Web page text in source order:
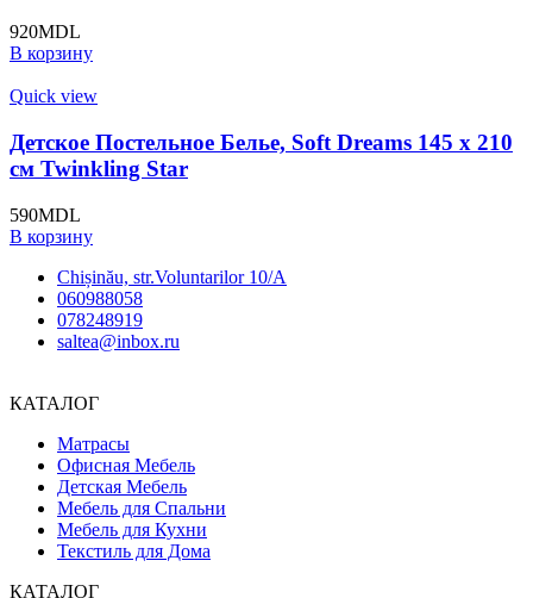
920MDL
В корзину
Quick view
Детское Постельное Белье, Soft Dreams 145 x 210
cм Twinkling Star
590MDL
В корзину
Chișinău, str.Voluntarilor 10/A
060988058
078248919
saltea@inbox.ru
КАТАЛОГ
Матрасы
Офисная Мебель
Детская Мебель
Мебель для Спальни
Мебель для Кухни
Текстиль для Дома
КАТАЛОГ